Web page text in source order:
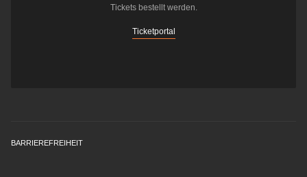
Tickets bestellt werden.
Ticketportal
BARRIEREFREIHEIT